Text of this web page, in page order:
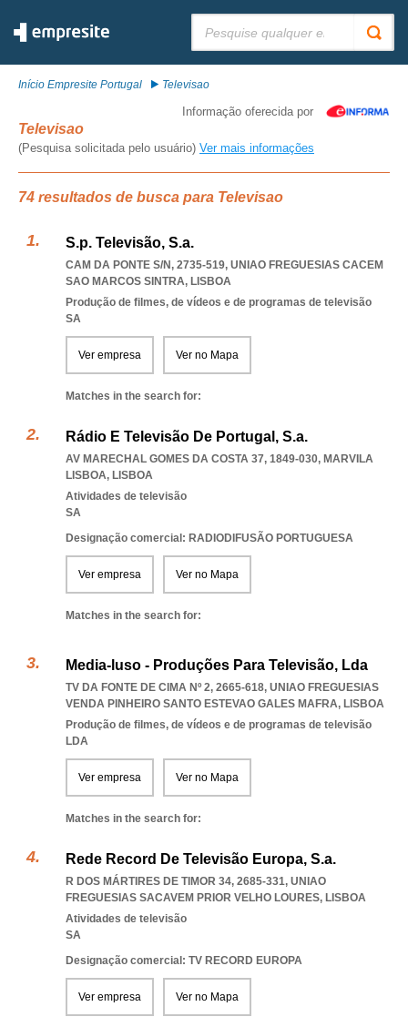
Início Empresite Portugal Televisao
Informação oferecida por
Televisao
(Pesquisa solicitada pelo usuário) Ver mais informações
74 resultados de busca para Televisao
S.p. Televisão, S.a.
CAM DA PONTE S/N, 2735-519, UNIAO FREGUESIAS CACEM
SAO MARCOS SINTRA, LISBOA
Produção de filmes, de vídeos e de programas de televisão
SA
Ver empresa Ver no Mapa
Matches in the search for:
Rádio E Televisão De Portugal, S.a.
AV MARECHAL GOMES DA COSTA 37, 1849-030, MARVILA
LISBOA, LISBOA
Atividades de televisão
SA
Designação comercial: RADIODIFUSÃO PORTUGUESA
Ver empresa Ver no Mapa
Matches in the search for:
Media-luso - Produções Para Televisão, Lda
TV DA FONTE DE CIMA Nº 2, 2665-618, UNIAO FREGUESIAS
VENDA PINHEIRO SANTO ESTEVAO GALES MAFRA, LISBOA
Produção de filmes, de vídeos e de programas de televisão
LDA
Ver empresa Ver no Mapa
Matches in the search for:
Rede Record De Televisão Europa, S.a.
R DOS MÁRTIRES DE TIMOR 34, 2685-331, UNIAO
FREGUESIAS SACAVEM PRIOR VELHO LOURES, LISBOA
Atividades de televisão
SA
Designação comercial: TV RECORD EUROPA
Ver empresa Ver no Mapa